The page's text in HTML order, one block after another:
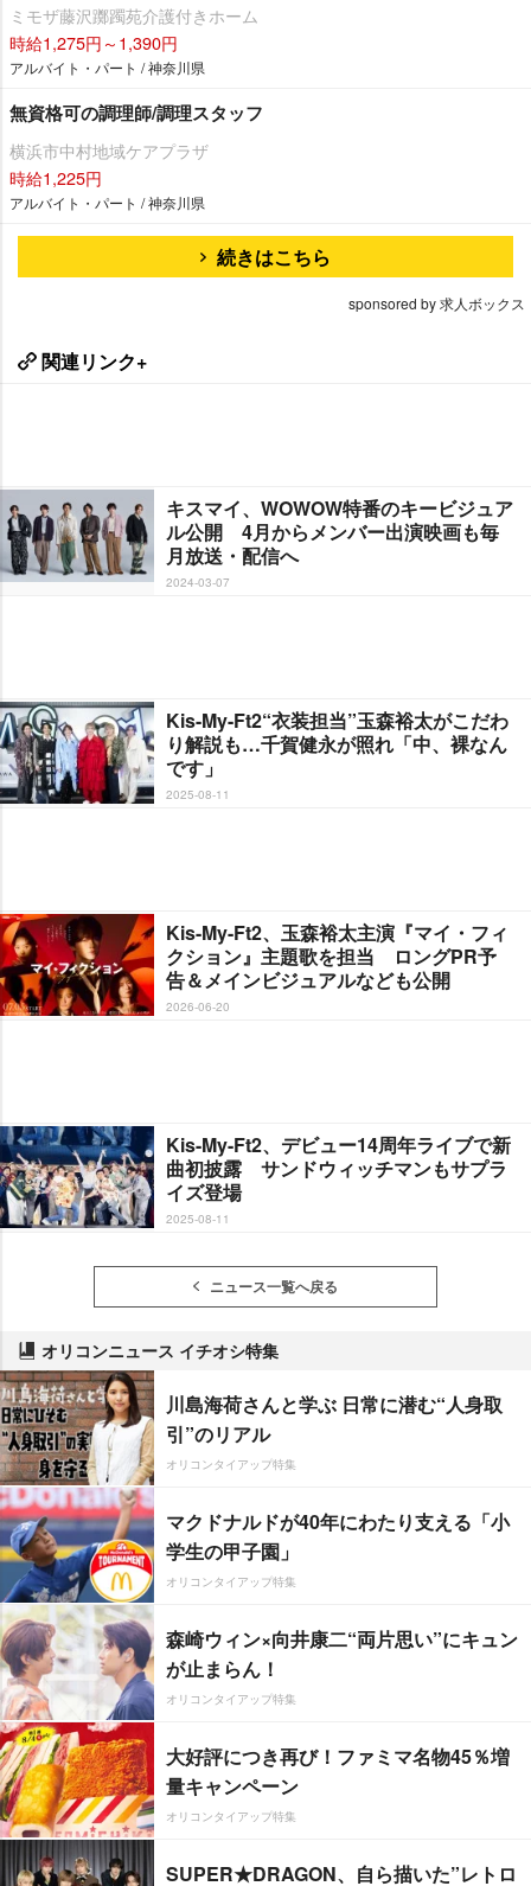
ミモザ藤沢躑躅苑介護付きホーム
時給1,275円～1,390円
アルバイト・パート / 神奈川県
無資格可の調理師/調理スタッフ
横浜市中村地域ケアプラザ
時給1,225円
アルバイト・パート / 神奈川県
続きはこちら
sponsored by 求人ボックス
関連リンク+
キスマイ、WOWOW特番のキービジュア
ル公開 4月からメンバー出演映画も毎
月放送・配信へ
2024-03-07
Kis-My-Ft2“衣装担当”玉森裕太がこだわ
り解説も…千賀健永が照れ「中、裸なん
です」
2025-08-11
Kis-My-Ft2、玉森裕太主演『マイ・フィ
クション』主題歌を担当 ロングPR予
告＆メインビジュアルなども公開
2026-06-20
Kis-My-Ft2、デビュー14周年ライブで新
曲初披露 サンドウィッチマンもサプラ
イズ登場
2025-08-11
ニュース一覧へ戻る
オリコンニュース イチオシ特集
川島海荷さんと学ぶ 日常に潜む“人身取
引”のリアル
オリコンタイアップ特集
マクドナルドが40年にわたり支える「小
学生の甲子園」
オリコンタイアップ特集
森崎ウィン×向井康二“両片思い”にキュン
が止まらん！
オリコンタイアップ特集
大好評につき再び！ファミマ名物45％増
量キャンペーン
オリコンタイアップ特集
SUPER★DRAGON、自ら描いた”レトロ